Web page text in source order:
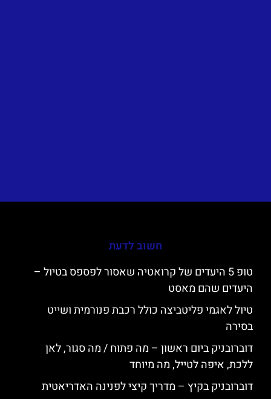
חשוב לדעת
טופ 5 היעדים של קרואטיה שאסור לפספס בטיול –
היעדים שהם מאסט
טיול לאגמי פליטביצה כולל רכבת פנורמית ושייט
בסירה
דוברובניק ביום ראשון – מה פתוח / מה סגור, לאן
ללכת, איפה לטייל, מה מיוחד
דוברובניק בקיץ – מדריך קיצי לפנינה האדריאטית